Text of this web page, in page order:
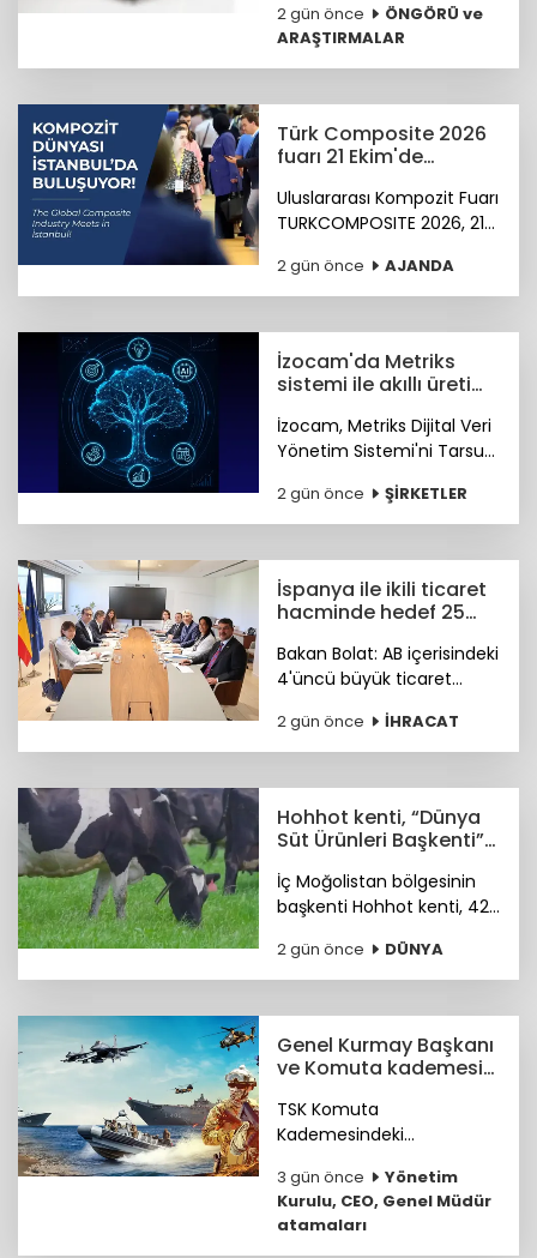
hazırlanıyor.
2 gün önce
ÖNGÖRÜ ve
ARAŞTIRMALAR
Türk Composite 2026
fuarı 21 Ekim'de
Uluslararası Kompozit Fuarı
TURKCOMPOSITE 2026, 21-
İstanbul Fuar Merkezi’nde
düzenlenecek.
2 gün önce AJANDA
İzocam'da Metriks
sistemi ile akıllı üretim
İzocam, Metriks Dijital Veri
Yönetim Sistemi'ni Tarsus
akıllı üretim dönemini
başlattı. Böylelikle üretim
tek merkezde toplanacak.
2 gün önce ŞİRKETLER
İspanya ile ikili ticaret
hacminde hedef 25
Bakan Bolat: AB içerisindeki
4'üncü büyük ticaret
ikili ticaret hacmimizi orta
vadede yıllık 25 milyar
hedefliyoruz.
2 gün önce İHRACAT
Hohhot kenti, “Dünya
Süt Ürünleri Başkenti”
İç Moğolistan bölgesinin
başkenti Hohhot kenti, 42
büyüklüğündeki süt
ürünleri sektörüyle “Dünya
ünvanını kazandı.
2 gün önce DÜNYA
Genel Kurmay Başkanı
ve Komuta kademesi
TSK Komuta
Kademesindeki
haberimizde...
3 gün önce
Yönetim
Kurulu, CEO, Genel Müdür
atamaları